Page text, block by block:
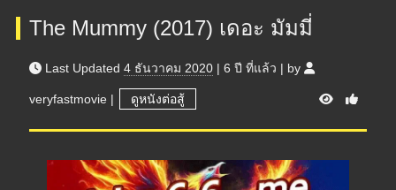
The Mummy (2017) เดอะ มัมมี่
Last Updated 4 ธันวาคม 2020 | 6 ปี ที่แล้ว | by
veryfastmovie | ดูหนังต่อสู้ V
i
e